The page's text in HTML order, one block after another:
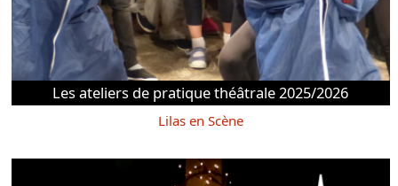
Les ateliers de pratique théâtrale 2025/2026
Lilas en Scène